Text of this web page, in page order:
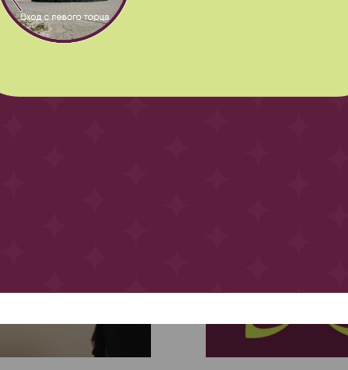
Другие интересные статьи и новости